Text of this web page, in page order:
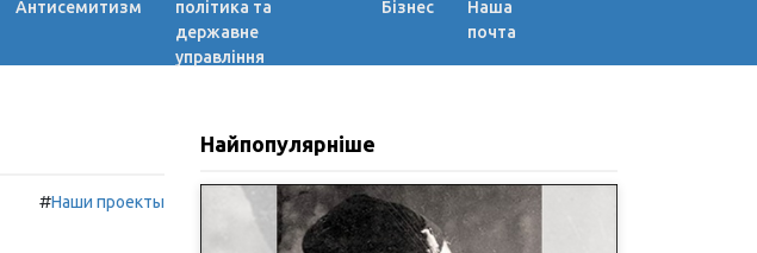
Антисемитизм
політика та
державне
управління
Бізнес
Наша
почта
#Наши проекты
Найпопулярніше